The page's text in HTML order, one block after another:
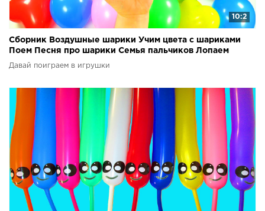
10:2
Сборник Воздушные шарики Учим цвета с шариками
Поем Песня про шарики Семья пальчиков Лопаем
шарики
Давай поиграем в игрушки